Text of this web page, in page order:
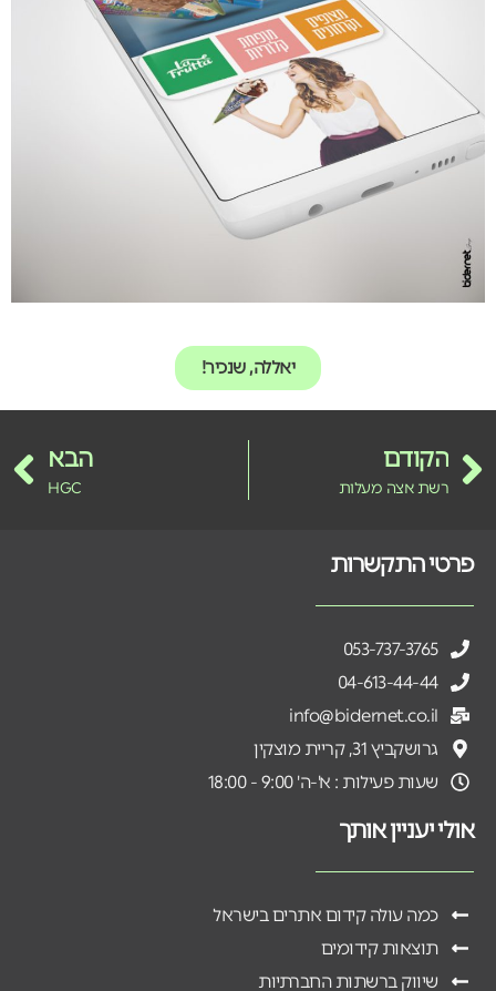
יאללה, שנכיר!
הקודם
רשת אצה מעלות
הבא
HGC
פרטי התקשרות
053-737-3765
04-613-44-44
info@bidernet.co.il
גרושקביץ 31, קריית מוצקין
שעות פעילות : א'-ה' 9:00 - 18:00
אולי יעניין אותך
כמה עולה קידום אתרים בישראל
תוצאות קידומים
שיווק ברשתות החברתיות